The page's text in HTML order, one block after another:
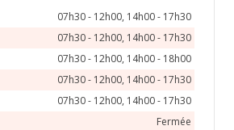
07h30 - 12h00, 14h00 - 17h30
07h30 - 12h00, 14h00 - 17h30
07h30 - 12h00, 14h00 - 18h00
07h30 - 12h00, 14h00 - 17h30
07h30 - 12h00, 14h00 - 17h30
Fermée